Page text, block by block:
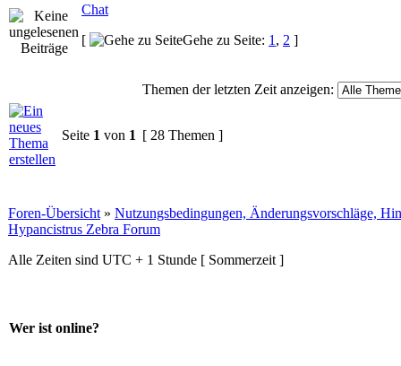
Chat
[
Gehe zu Seite: 1 , 2 ]
Themen der letzten Zeit anzeigen:
Seite 1 von 1 [ 28 Themen ]
Foren-Übersicht » Nutzungsbedingungen, Änderungsvorschläge,
Hypancistrus Zebra Forum
Alle Zeiten sind UTC + 1 Stunde [ Sommerzeit ]
Wer ist online?